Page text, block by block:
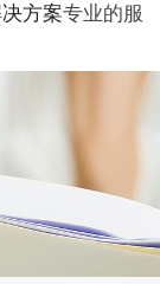
方案专业的服